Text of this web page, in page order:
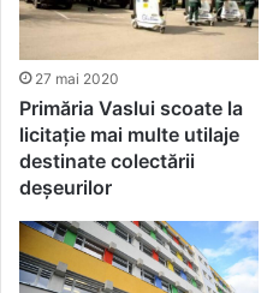
27 mai 2020
Primăria Vaslui scoate la
licitație mai multe utilaje
destinate colectării
deșeurilor